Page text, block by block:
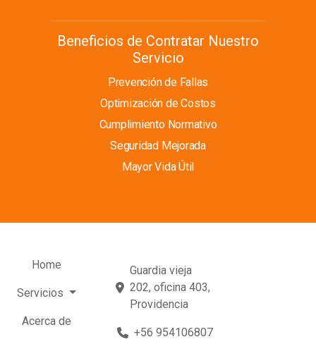
Beneficios de Contratar Nuestro
Servicio
Prevención de Fallas
Optimización de Costos
Cumplimiento Normativo
Seguridad Mejorada
Mayor Vida Útil
Home
Servicios
Acerca de
Guardia vieja
202, oficina 403,
Providencia
+56 954106807